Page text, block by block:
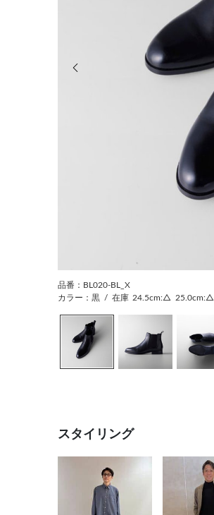
品番：BL020-BL_X
カラー：黒 / 在庫 24.5cm:△ 25.0cm:△
スタイリング